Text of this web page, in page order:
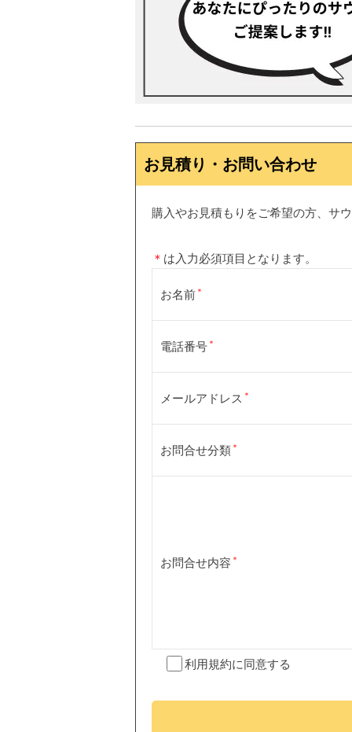
お見積り・お問い合わせ
購入やお見積もりをご希望の方、サ
＊ は入力必須項目となります。
お名前
電話番号
メールアドレス
お問合せ分類
お問合せ内容
利用規約に同意する